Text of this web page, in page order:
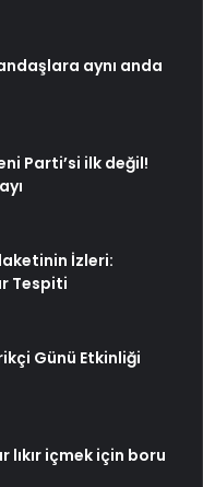
aynı anda
Parti’si ilk değil!
İzleri:
Tespiti
Günü Etkinliği
lıkır içmek için boru